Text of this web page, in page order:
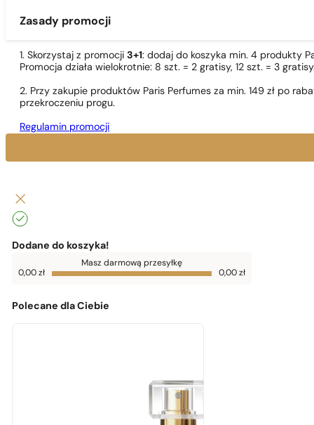
Zasady promocji
1. Skorzystaj z promocji 3+1: dodaj do koszyka min. 4 produkty
Promocja działa wielokrotnie: 8 szt. = 2 gratisy, 12 szt. = 3
2. Przy zakupie produktów Paris Perfumes za min. 149 zł po
przekroczeniu progu.
Regulamin promocji
Dodane do koszyka!
Do
darmowej
0,00 zł
Masz darmową przesyłkę
0,00zł 0,00 zł
Polecane dla Ciebie